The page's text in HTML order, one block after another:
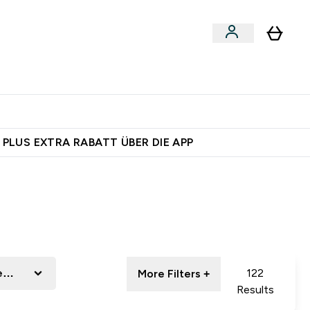
EXTRA RABATT ÜBER DIE APP
More Filters +
122
Results